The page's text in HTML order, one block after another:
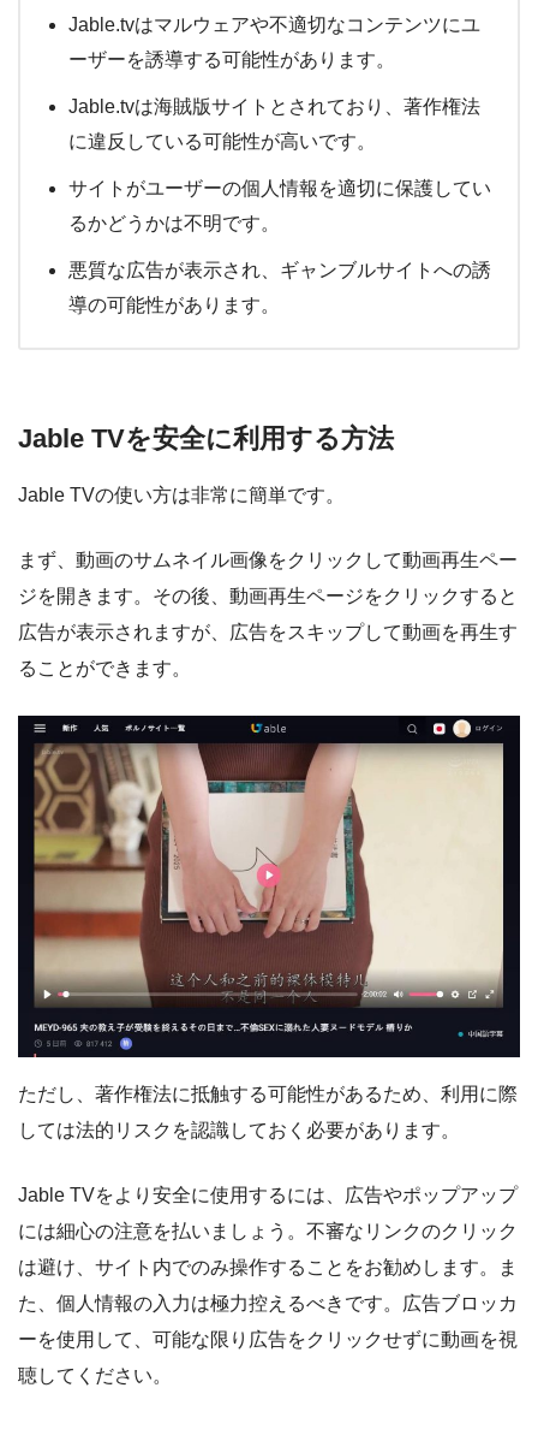
Jable.tvはマルウェアや不適切なコンテンツにユ
ーザーを誘導する可能性があります。
Jable.tvは海賊版サイトとされており、著作権法
に違反している可能性が高いです。
サイトがユーザーの個人情報を適切に保護してい
るかどうかは不明です。
悪質な広告が表示され、ギャンブルサイトへの誘
導の可能性があります。
Jable TVを安全に利用する方法
Jable TVの使い方は非常に簡単です。
まず、動画のサムネイル画像をクリックして動画再生ペー
ジを開きます。その後、動画再生ページをクリックすると
広告が表示されますが、広告をスキップして動画を再生す
ることができます。
ただし、著作権法に抵触する可能性があるため、利用に際
しては法的リスクを認識しておく必要があります。
Jable TVをより安全に使用するには、広告やポップアップ
には細心の注意を払いましょう。不審なリンクのクリック
は避け、サイト内でのみ操作することをお勧めします。ま
た、個人情報の入力は極力控えるべきです。広告ブロッカ
ーを使用して、可能な限り広告をクリックせずに動画を視
聴してください。